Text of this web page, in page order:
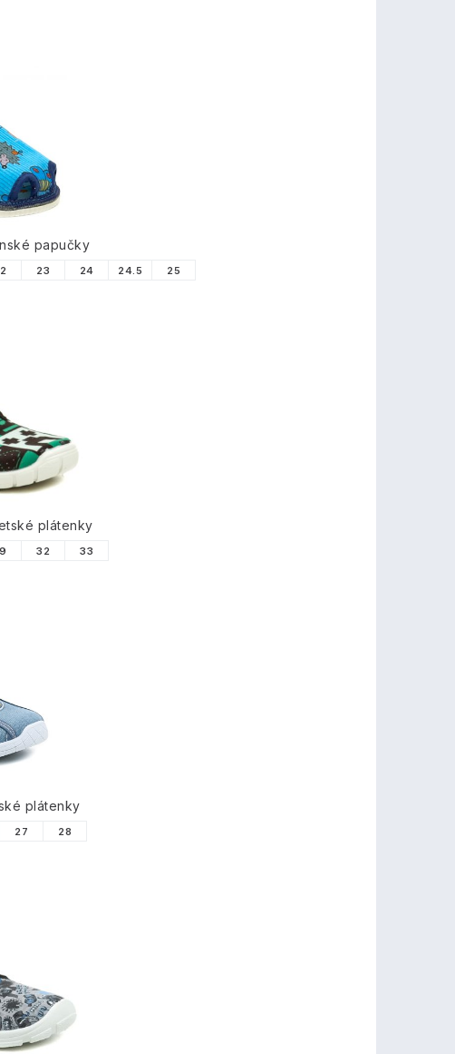
papučky
23 24 24.5 25
plátenky
32 33
plátenky
27 28